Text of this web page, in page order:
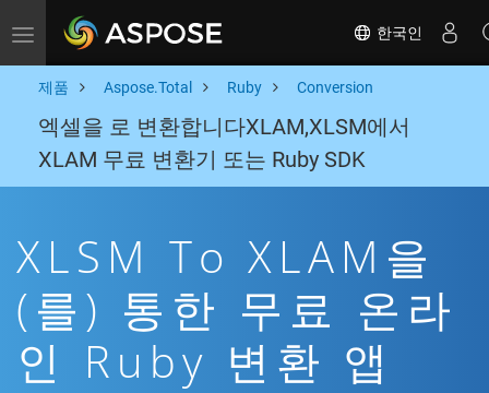
Toggle navigation 한국인
제품 Aspose.Total Ruby Conversion
엑셀을 로 변환합니다XLAM,XLSM에서
XLAM 무료 변환기 또는 Ruby SDK
XLSM To XLAM을
(를) 통한 무료 온라
인 Ruby 변환 앱